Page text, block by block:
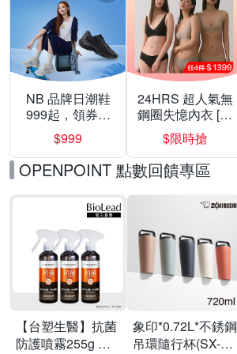
NB 品牌日潮鞋
999起，領券折
上折 最高回饋
40%
$999
24HRS 超人氣無
鋼圈失憶內衣 [熱
銷好評]
$限時搶
OPENPOINT 點數回饋專區
【台塑生醫】抗菌
防護噴霧255g 三
象印*0.72L*不銹鋼
吊環隨行杯(SX-